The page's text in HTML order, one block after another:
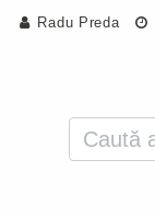
Radu Preda